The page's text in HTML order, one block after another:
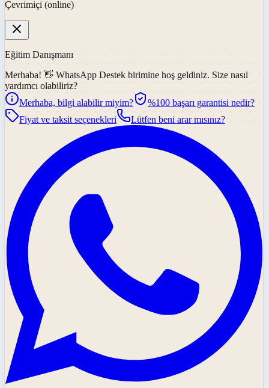
Çevrimiçi (online)
Eğitim Danışmanı
Merhaba! 👋 WhatsApp Destek birimine hoş geldiniz. Size nasıl
yardımcı olabiliriz?
Merhaba, bilgi alabilir miyim?
%100 başarı garantisi nedir?
Fiyat ve taksit seçenekleri
Lütfen beni arar mısınız?